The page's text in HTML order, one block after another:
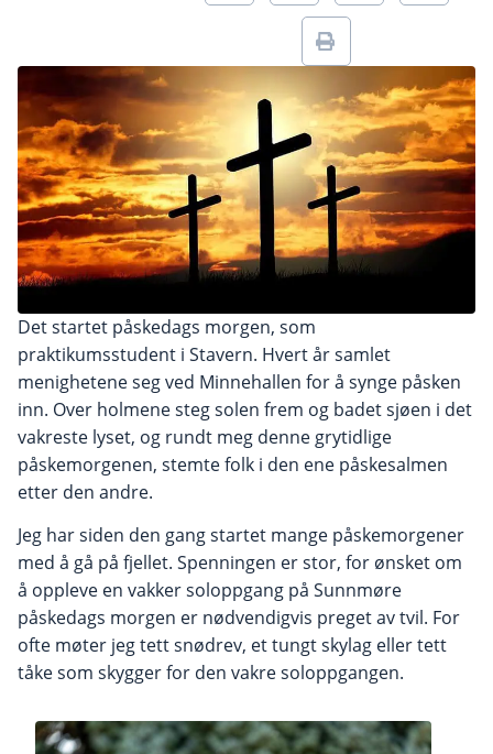
Det startet påskedags morgen, som
praktikumsstudent i Stavern. Hvert år samlet
menighetene seg ved Minnehallen for å synge påsken
inn. Over holmene steg solen frem og badet sjøen i det
vakreste lyset, og rundt meg denne grytidlige
påskemorgenen, stemte folk i den ene påskesalmen
etter den andre.
Jeg har siden den gang startet mange påskemorgener
med å gå på fjellet. Spenningen er stor, for ønsket om
å oppleve en vakker soloppgang på Sunnmøre
påskedags morgen er nødvendigvis preget av tvil. For
ofte møter jeg tett snødrev, et tungt skylag eller tett
tåke som skygger for den vakre soloppgangen.